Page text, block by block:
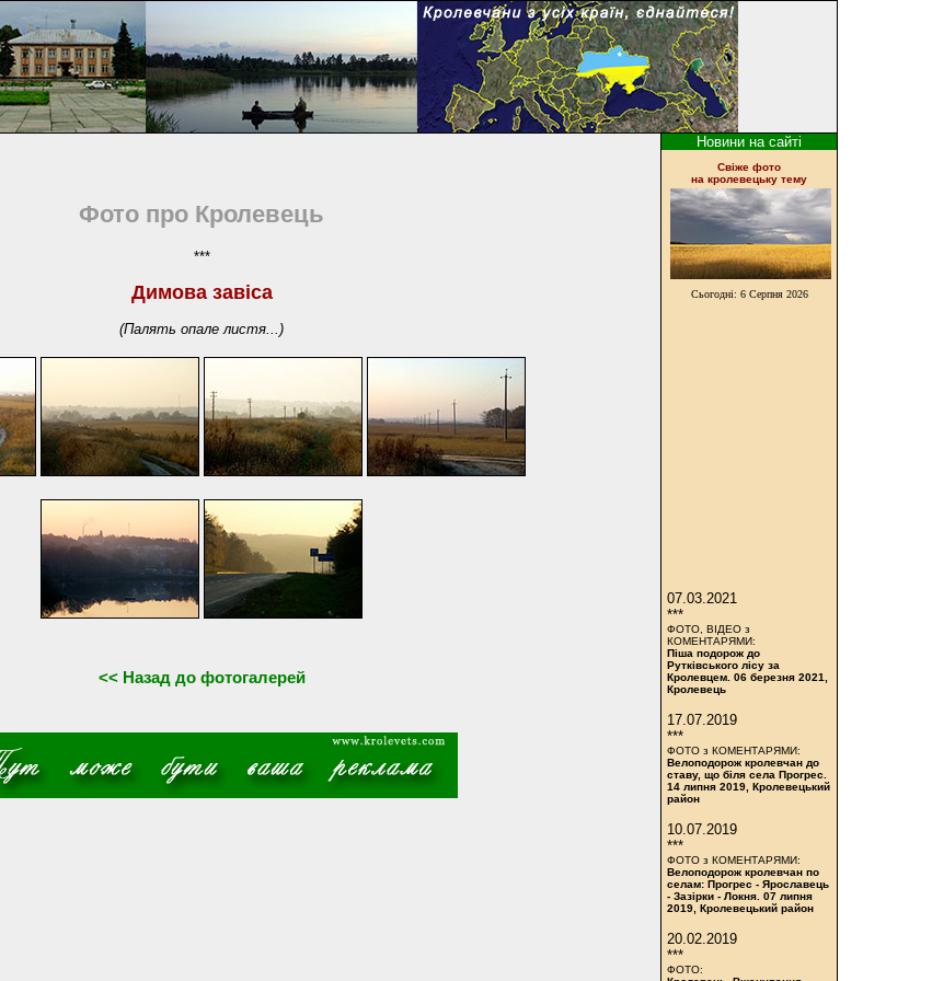
Новини на сайті
Cвіже фото
на кролевецьку тему
Сьогодні: 6 Серпня 2026
07.03.2021
***
ФОТО, ВІДЕО з
КОМЕНТАРЯМИ:
Піша подорож до
Рутківського лісу за
Кролевцем. 06 березня 2021,
Кролевець
17.07.2019
***
ФОТО з КОМЕНТАРЯМИ:
Велоподорож кролевчан до
ставу, що біля села Прогрес.
14 липня 2019, Кролевецький
район
10.07.2019
***
ФОТО з КОМЕНТАРЯМИ:
Велоподорож кролевчан по
селам: Прогрес - Ярославець
- Зазірки - Локня. 07 липня
2019, Кролевецький район
20.02.2019
***
ФОТО:
Фото про Кролевець
***
Димова завіса
(Палять опале листя...)
<< Назад до фотогалерей